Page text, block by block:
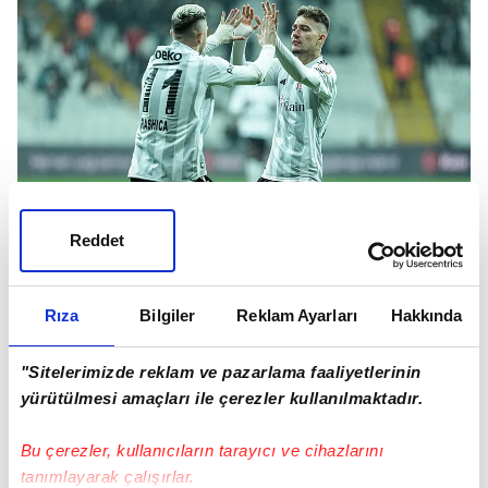
Rıza Bilgiler Reklam Ayarları Hakkında
"Sitelerimizde reklam ve pazarlama faaliyetlerinin
yürütülmesi amaçları ile çerezler kullanılmaktadır.
Bu çerezler, kullanıcıların tarayıcı ve cihazlarını
tanımlayarak çalışırlar.
Reddet
REBIC'E VERONA TALİP
Fanatik'in haberine göre; büyük beklentilerle
Beşiktaş'a transfer olan Ante Rebic, performansıyla
hayal kırıklığı yaşattı. Siyah-Beyazlılar'ın gelecek
sezon yola devam etmek istemediği Hırvat yıldıza,
İtalya'dan Hellas Verona'nın yakın takip yaptığı
ortaya çıktı.